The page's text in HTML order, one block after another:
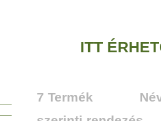
ITT
7 Termék